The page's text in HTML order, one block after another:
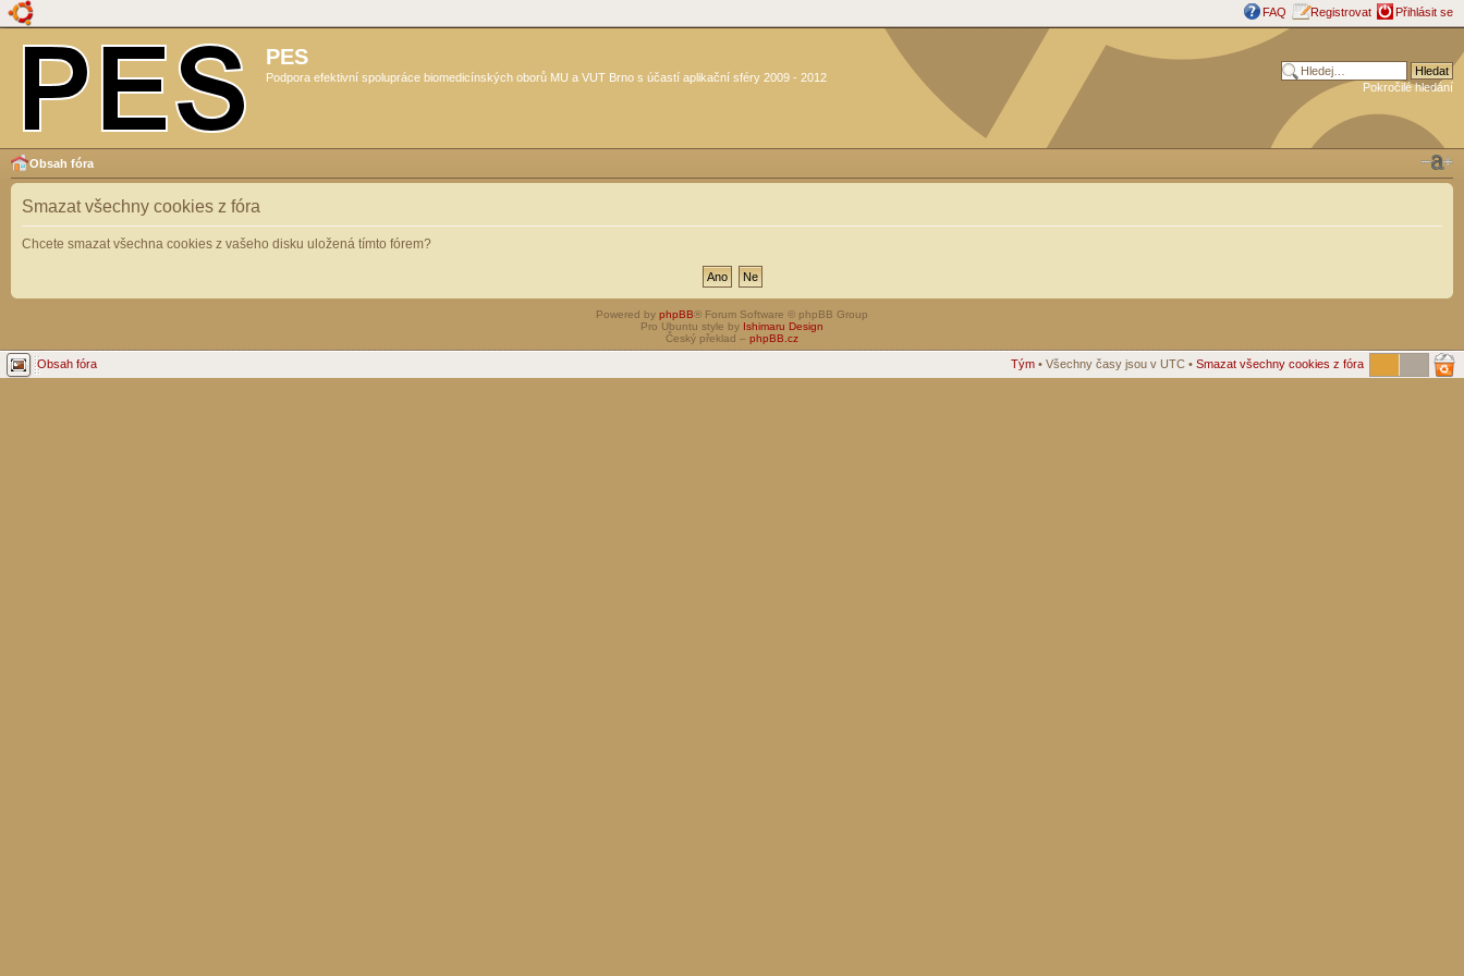
FAQ Registrovat Přihlásit se
PES
Podpora efektivní spolupráce biomedicínských oborů MU a VUT Brno s účastí aplikační sféry 2009 - 2012
Pokročilé hledání
Obsah fóra
Smazat všechny cookies z fóra
Chcete smazat všechna cookies z vašeho disku uložená tímto fórem?
Powered by phpBB® Forum Software © phpBB Group
Pro Ubuntu style by Ishimaru Design
Český překlad – phpBB.cz
Obsah fóra Tým • Všechny časy jsou v UTC • Smazat všechny cookies z fóra